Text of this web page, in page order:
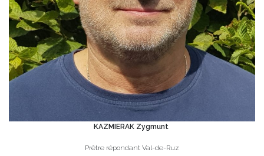
KAZMIERAK Zygmunt
Prêtre répondant Val-de-Ruz